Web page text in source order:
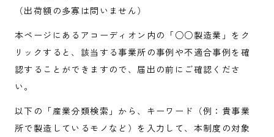
（出荷額の多寡は問いません）
本ページにあるアコーディオン内の「○○製造業」をク
リックすると、該当する事業所の事例や不適合事例を確
認することができますので、届出の前にご確認くださ
い。
以下の「産業分類検索」から、キーワード（例：貴事業
所で製造しているモノなど）を入力して、本制度の対象